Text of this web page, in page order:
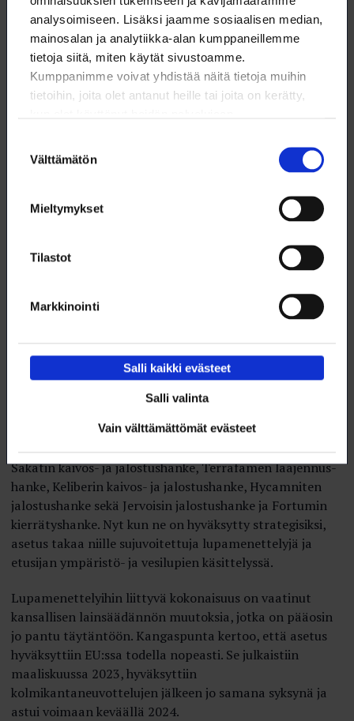
analysoimiseen. Lisäksi jaamme sosiaalisen median,
mainosalan ja analytiikka-alan kumppaneillemme
tietoja siitä, miten käytät sivustoamme.
Kumppanimme voivat yhdistää näitä tietoja muihin
tietoihin, joita olet antanut heille tai joita on kerätty,
valinta
Välttämätön
Mieltymykset
Tilastot
Markkinointi
Salli kaikki evästeet
Salli valinta
Vain välttämättömät evästeet
strategisella tärkeystasolla.
Komissio tarkastelee strategisten raaka-aineiden
jälkeen kolmen vuoden välein. Strategisten raaka-
aineiden tuottajat voivat hakea unionilta kriteerit
täyttäville hankkeilleen strategista asemaa.
– Suomesta valittiin ensimmäisellä hakukierroksella
Sakatin kaivos- ja jalostushanke, Terrafamen laajennus­
hanke, Keliberin kaivos- ja jalostushanke, Hycamniten
jalostushanke sekä Jervoisin jalostushanke ja Fortumin
kierrätyshanke. Nyt kun ne on hyväksytty strategisiksi,
asetus takaa niille sujuvoitettuja lupamenettelyjä ja
etusijan ympäristö- ja vesilupien käsittelyssä.
Lupamenettelyihin liittyvä kokonaisuus on vaatinut
kansallisen lainsäädännön muutoksia, jotka on pääosin
jo pantu täytäntöön. Kangaspunta kertoo, että asetus
hyväksyttiin EU:ssa todella nopeasti. Se julkaistiin
maaliskuussa 2023, hyväksyttiin
kolmikantaneuvottelujen jälkeen jo samana syksynä ja
astui voimaan keväällä 2024.